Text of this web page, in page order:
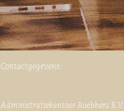
Contactgegevens:
Administratiekantoor Roebbers B.V.